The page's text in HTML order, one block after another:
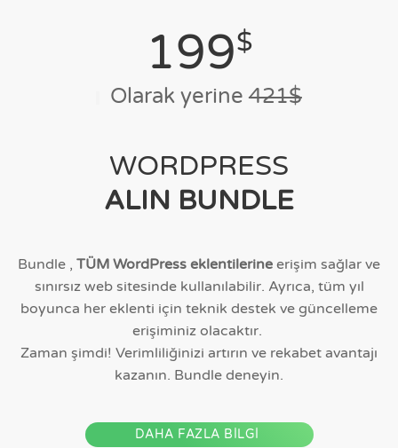
199$
Olarak yerine 421$
WORDPRESS
ALIN BUNDLE
Bundle , TÜM WordPress eklentilerine erişim sağlar ve
sınırsız web sitesinde kullanılabilir. Ayrıca, tüm yıl
boyunca her eklenti için teknik destek ve güncelleme
erişiminiz olacaktır.
Zaman şimdi! Verimliliğinizi artırın ve rekabet avantajı
kazanın. Bundle deneyin.
DAHA FAZLA BİLGİ